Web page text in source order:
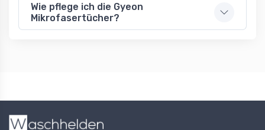
Wie pflege ich die Gyeon
Mikrofasertücher?